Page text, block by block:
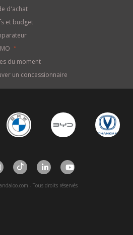
d'achat
et budget
*
du moment
un concessionnaire
- Tous droits réservés